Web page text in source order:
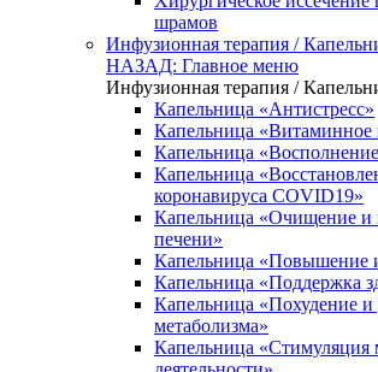
шрамов
Инфузионная терапия /
НАЗАД: Главное меню
Инфузионная терапия /
Капельница «Антистресс»
Капельница «Витаминное
Капельница
Капельница
коронавируса COVID19»
Капельница «Очищение и
печени»
Капельница «Повышение
Капельница «Поддержка
Капельница «Похудение
метаболизма»
Капельница «Стимуляция